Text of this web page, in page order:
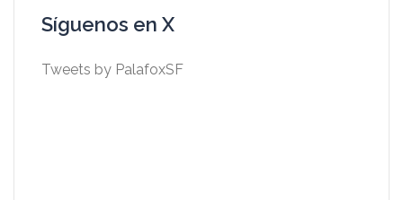
Síguenos en X
Tweets by PalafoxSF